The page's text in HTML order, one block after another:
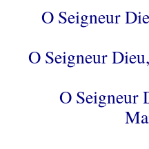
O Seigneur
O Seigneur
O Seigneur